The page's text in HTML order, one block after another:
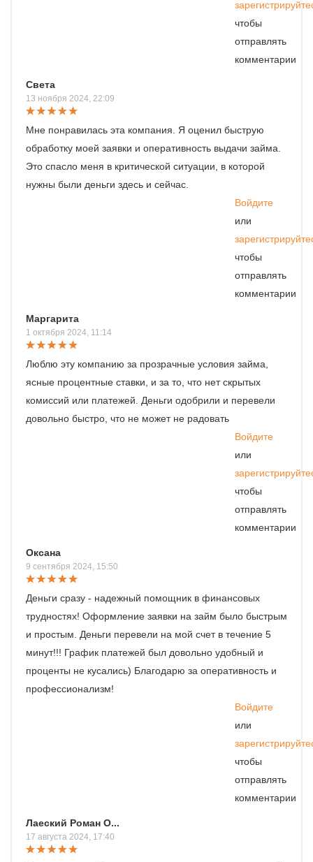
чтобы
отправлять
комментарии
Света
13 ноября 2024, 22:09
Мне понравилась эта компания. Я оценил быструю
обработку моей заявки и оперативность выдачи займа.
Это спасло меня в критической ситуации, в которой
нужны были деньги здесь и сейчас.
Войдите
или
чтобы
отправлять
комментарии
Маргарита
1 октября 2024, 11:14
Люблю эту компанию за прозрачные условия займа,
ясные процентные ставки, и за то, что нет скрытых
комиссий или платежей. Деньги одобрили и перевели
довольно быстро, что не может не радовать
Войдите
или
чтобы
отправлять
комментарии
Оксана
9 сентября 2024, 15:50
Деньги сразу - надежный помощник в финансовых
трудностях! Оформление заявки на займ было быстрым
и простым. Деньги перевели на мой счет в течение 5
минут!!! График платежей был довольно удобный и
проценты не кусались) Благодарю за оперативность и
профессионализм!
Войдите
или
чтобы
отправлять
комментарии
Лаеский Роман О...
17 августа 2024, 17:40